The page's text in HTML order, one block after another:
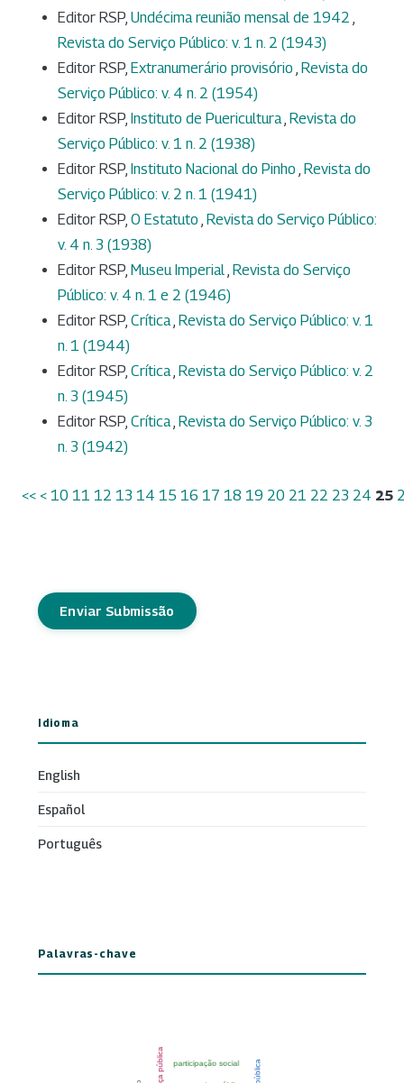
Editor RSP, Undécima reunião mensal de 1942 ,
Revista do Serviço Público: v. 1 n. 2 (1943)
Editor RSP, Extranumerário provisório , Revista do
Serviço Público: v. 4 n. 2 (1954)
Editor RSP, Instituto de Puericultura, Revista do
Serviço Público: v. 1 n. 2 (1938)
Editor RSP, Instituto Nacional do Pinho , Revista do
Serviço Público: v. 2 n. 1 (1941)
Editor RSP, O Estatuto , Revista do Serviço Público:
v. 4 n. 3 (1938)
Editor RSP, Museu Imperial, Revista do Serviço
Público: v. 4 n. 1 e 2 (1946)
Editor RSP, Crítica, Revista do Serviço Público: v. 1
n. 1 (1944)
Editor RSP, Crítica, Revista do Serviço Público: v. 2
n. 3 (1945)
Editor RSP, Crítica, Revista do Serviço Público: v. 3
n. 3 (1942)
<< < 10 11 12 13 14 15 16 17 18 19 20 21 22 23 24 25
Enviar Submissão
Idioma
English
Español
Português
Palavras-chave